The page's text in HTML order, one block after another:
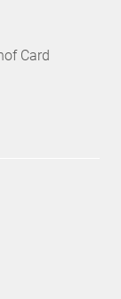
Card